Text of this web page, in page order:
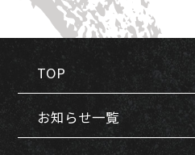
TOP
お知らせ一覧